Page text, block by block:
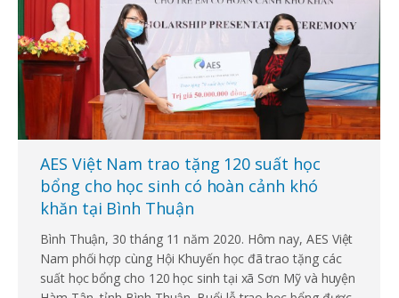
AES Việt Nam trao tặng 120 suất học
bổng cho học sinh có hoàn cảnh khó
khăn tại Bình Thuận
Bình Thuận, 30 tháng 11 năm 2020. Hôm nay, AES Việt
Nam phối hợp cùng Hội Khuyến học đã trao tặng các
suất học bổng cho 120 học sinh tại xã Sơn Mỹ và huyện